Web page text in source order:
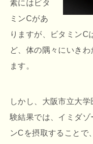
素にはビタ
ミンCがあ
りますが、ビタミンC
ど、体の隅々にいき
ます。
しかし、大阪市立大
験結果では、イミダゾ
ンCを摂取することで